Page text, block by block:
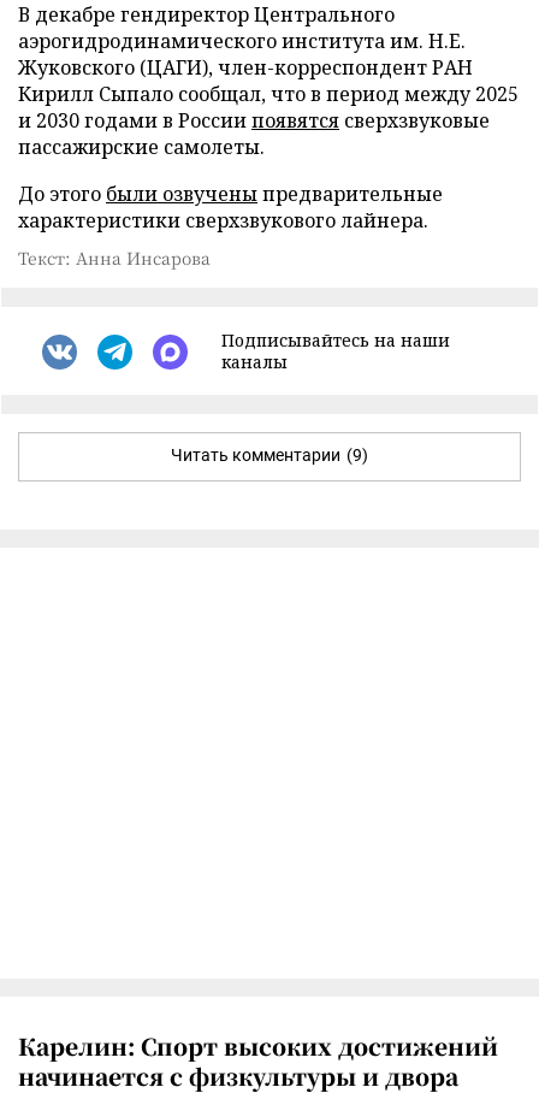
В декабре гендиректор Центрального
аэрогидродинамического института им. Н.Е.
Жуковского (ЦАГИ), член-корреспондент РАН
Кирилл Сыпало сообщал, что в период между 2025
и 2030 годами в Россиипоявятся сверхзвуковые
пассажирские самолеты.
До этого были озвученыпредварительные
характеристики сверхзвукового лайнера.
Текст: Анна Инсарова
Подписывайтесь на наши
каналы
Читать комментарии (9)
Карелин: Спорт высоких достижений
начинается с физкультуры и двора